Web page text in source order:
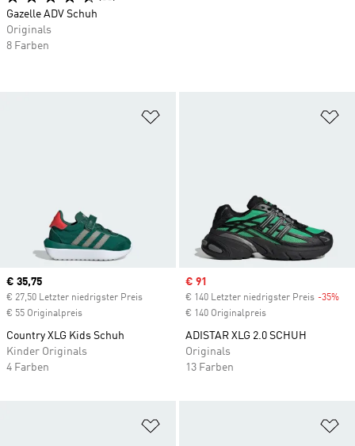
Current price
€ 35,75
€ 27,50 Letzter niedrigster Preis
€ 55 Originalpreis
Country XLG Kids Schuh
Kinder Originals
4 Farben
Sale price
€ 91
€ 140 Letzter niedrigster Preis -35%
€ 140 Originalpreis
ADISTAR XLG 2.0 SCHUH
Originals
13 Farben
Gazelle ADV Schuh
Originals
8 Farben